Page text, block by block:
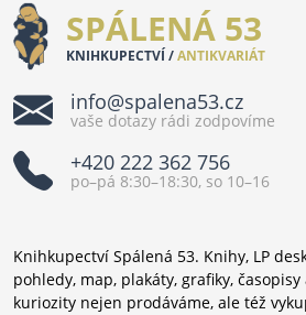
SPÁLENÁ 53
KNIHKUPECTVÍ /ANTIKVARIÁT
info@spalena53.cz
vaše dotazy rádi zodpovíme
+420 222 362 756
po–pá 8:30–18:30, so 10–16
Knihkupectví Spálená 53. Knihy, LP
pohledy, map, plakáty, grafiky,
kuriozity nejen prodáváme, ale též